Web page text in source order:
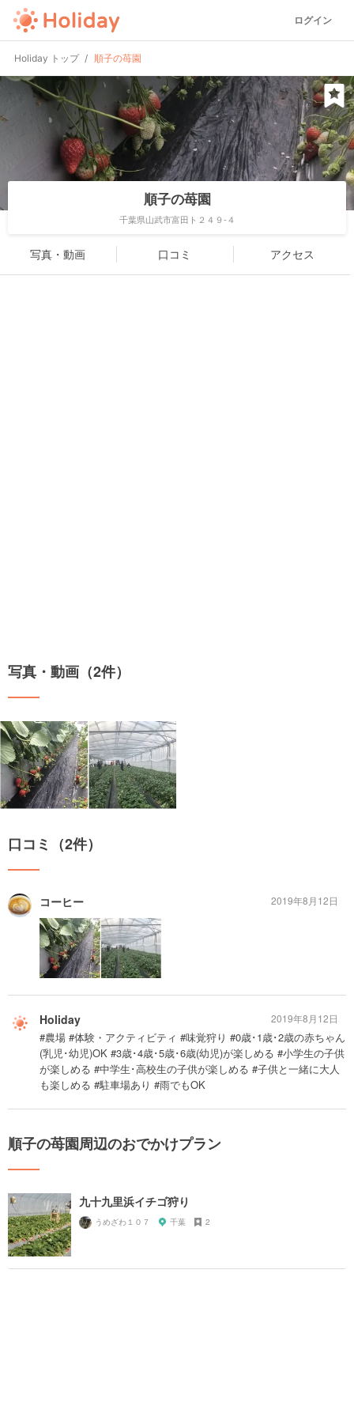
ログイン
Holiday トップ 順子の苺園
順子の苺園
千葉県山武市富田ト２４９-４
写真・動画 口コミ アクセス
写真・動画（2件）
口コミ（2件）
コーヒー 2019年8月12日
Holiday
#農場 #体験・アクティビティ #味覚狩り #0歳･1歳･2歳の赤ちゃん
(乳児･幼児)OK #3歳･4歳･5歳･6歳(幼児)が楽しめる #小学生の子供
が楽しめる #中学生･高校生の子供が楽しめる #子供と一緒に大人
も楽しめる #駐車場あり #雨でもOK
2019年8月12日
順子の苺園周辺のおでかけプラン
九十九里浜イチゴ狩り
うめざわ１０７ 千葉 2